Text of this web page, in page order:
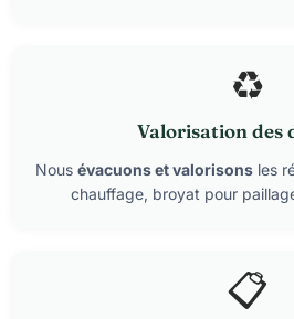
♻️
Valorisation des
Nous évacuons et valorisonsles
chauffage, broyat pour
📋